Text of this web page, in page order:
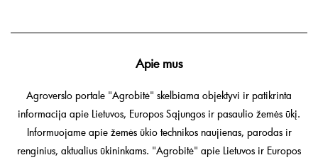
Apie mus
Agroverslo portale "Agrobitė" skelbiama objektyvi ir patikrinta
informacija apie Lietuvos, Europos Sąjungos ir pasaulio žemės ūkį.
Informuojame apie žemės ūkio technikos naujienas, parodas ir
renginius, aktualius ūkininkams. "Agrobitė" apie Lietuvos ir Europos